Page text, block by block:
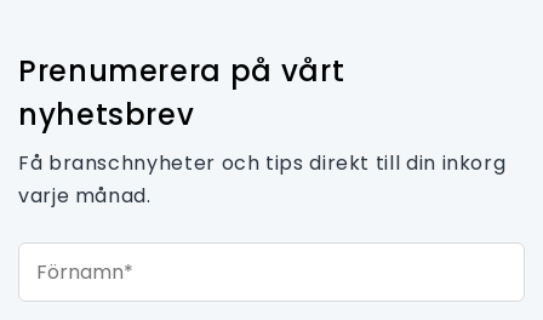
Prenumerera på vårt
nyhetsbrev
Få branschnyheter och tips direkt till din inkorg
varje månad.
Förnamn*